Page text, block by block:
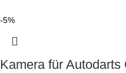
-5%
Kamera für Autodarts